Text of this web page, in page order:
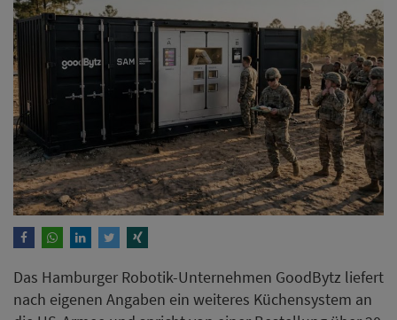
Das Hamburger Robotik-Unternehmen GoodBytz liefert
nach eigenen Angaben ein weiteres Küchensystem an